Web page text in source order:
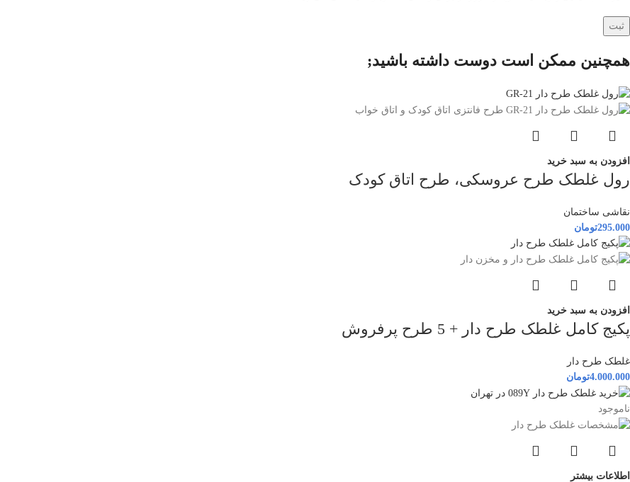
همچنین ممکن است دوست داشته باشید;
افزودن به سبد خرید
رول غلطک طرح عروسکی، طرح اتاق کودک
نقاشی ساختمان
295.000تومان
افزودن به سبد خرید
پکیج کامل غلطک طرح دار + 5 طرح پرفروش
غلطک طرح دار
4.000.000تومان
ناموجود
اطلاعات بیشتر